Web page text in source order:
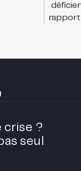
rapport
crise ?
seul .